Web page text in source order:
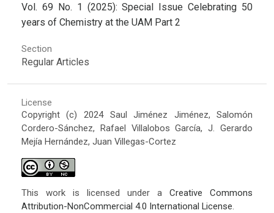
Vol. 69 No. 1 (2025): Special Issue Celebrating 50
years of Chemistry at the UAM Part 2
Section
Regular Articles
License
Copyright (c) 2024 Saul Jiménez Jiménez, Salomón
Cordero-Sánchez, Rafael Villalobos García, J. Gerardo
Mejía Hernández, Juan Villegas-Cortez
This work is licensed under aCreative Commons
Attribution-NonCommercial 4.0 International License.